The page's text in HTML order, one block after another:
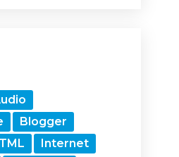
Blogger
Internet